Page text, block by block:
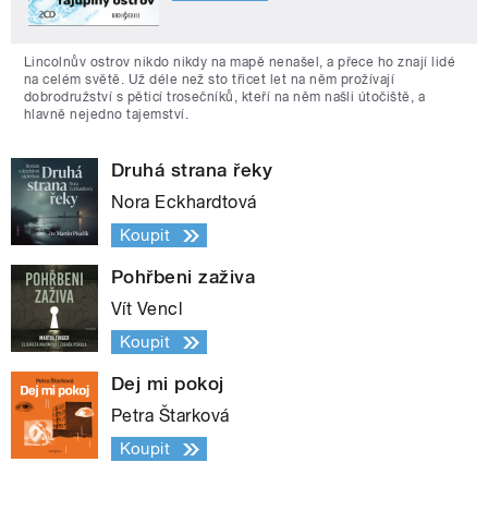
Lincolnův ostrov nikdo nikdy na mapě nenašel, a přece ho znají lidé
na celém světě. Už déle než sto třicet let na něm prožívají
dobrodružství s pěticí trosečníků, kteří na něm našli útočiště, a
hlavně nejedno tajemství.
Druhá strana řeky
Nora Eckhardtová
Koupit
Pohřbeni zaživa
Vít Vencl
Koupit
Dej mi pokoj
Petra Štarková
Koupit